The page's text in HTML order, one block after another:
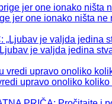
jer one ionako ništa
je valjda jedina
upravo onoliko